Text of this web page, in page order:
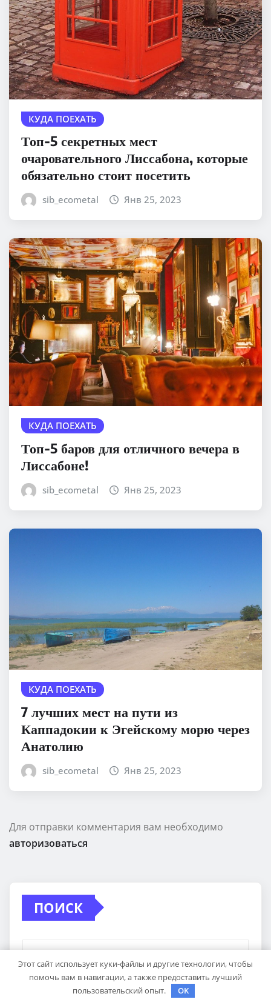
КУДА ПОЕХАТЬ
Топ-5 секретных мест
очаровательного Лиссабона, которые
обязательно стоит посетить
sib_ecometal Янв 25, 2023
КУДА ПОЕХАТЬ
Топ-5 баров для отличного вечера в
Лиссабоне!
sib_ecometal Янв 25, 2023
КУДА ПОЕХАТЬ
7 лучших мест на пути из
Каппадокии к Эгейскому морю через
Анатолию
sib_ecometal Янв 25, 2023
Для отправки комментария вам необходимо
авторизоваться
ПОИСК
Поиск
Этот сайт использует куки-файлы и другие технологии, чтобы
помочь вам в навигации, а также предоставить лучший
пользовательский опыт.
OK